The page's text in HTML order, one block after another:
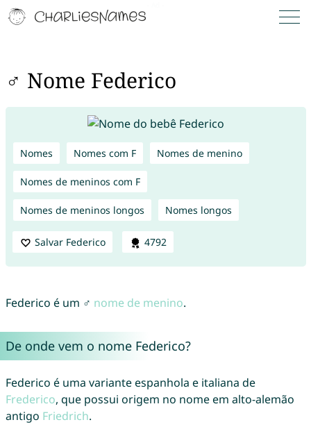
♂ Nome Federico
Nomes Nomes com F Nomes de menino
Nomes de meninos com F
Nomes de meninos longos Nomes longos
Salvar Federico 4792
Federico é um ♂ nome de menino.
De onde vem o nome Federico?
Federico é uma variante espanhola e italiana de
Frederico, que possui origem no nome em alto-alemão
antigo Friedrich.